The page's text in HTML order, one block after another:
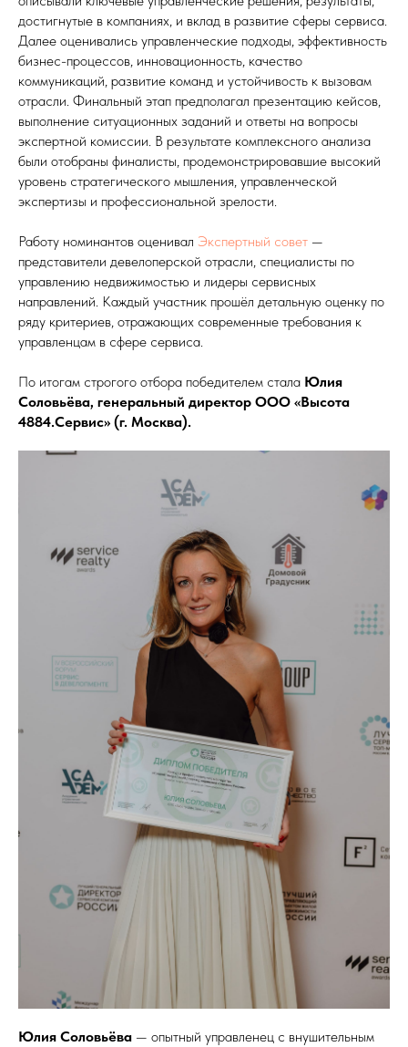
достигнутые в компаниях, и вклад в развитие сферы сервиса.
Далее оценивались управленческие подходы, эффективность
бизнес-процессов, инновационность, качество
коммуникаций, развитие команд и устойчивость к вызовам
отрасли. Финальный этап предполагал презентацию кейсов,
выполнение ситуационных заданий и ответы на вопросы
экспертной комиссии. В результате комплексного анализа
были отобраны финалисты, продемонстрировавшие высокий
уровень стратегического мышления, управленческой
экспертизы и профессиональной зрелости.
Работу номинантов оценивал Экспертный совет —
представители девелоперской отрасли, специалисты по
управлению недвижимостью и лидеры сервисных
направлений. Каждый участник прошёл детальную оценку по
ряду критериев, отражающих современные требования к
управленцам в сфере сервиса.
По итогам строгого отбора победителем стала Юлия
Соловьёва, генеральный директор ООО «Высота
4884.Сервис» (г. Москва).
Юлия Соловьёва — опытный управленец с внушительным